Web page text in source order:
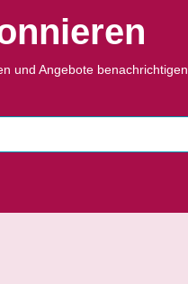
und Angebote benachrichtigen